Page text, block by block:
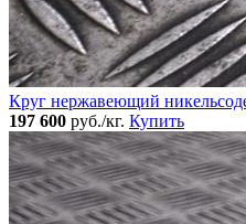
Круг нержавеющий
197 600 руб./кг. Купить